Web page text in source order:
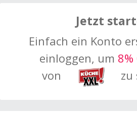
Jetzt
Einfach ein Konto
einloggen, um
von
zu